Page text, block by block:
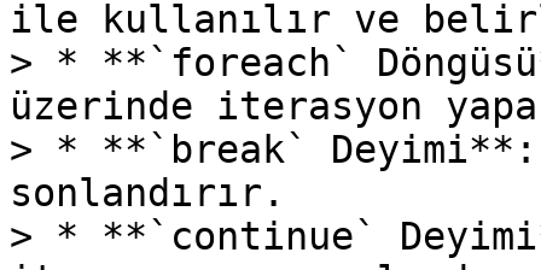
ile kullanılır ve
> * **`foreach`
üzerinde iterasyon
> * **`break` Deyimi**:
sonlandırır.
> * **`continue`